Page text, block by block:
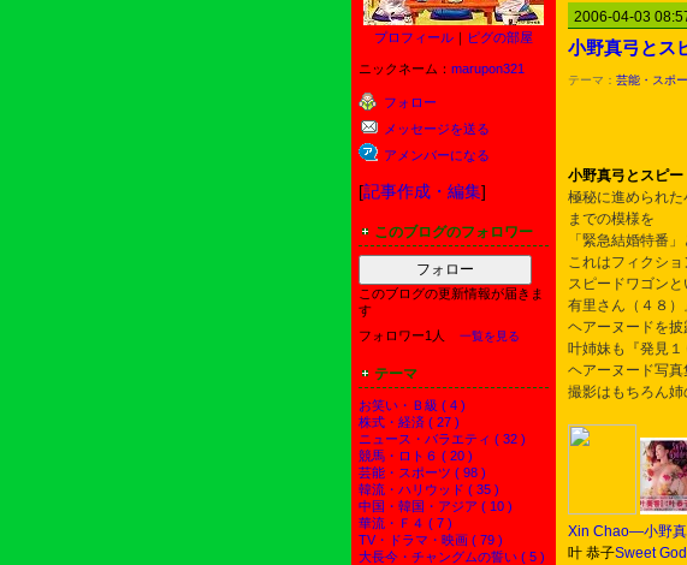
プロフィール ｜ ピグの部屋
ニックネーム： marupon321
フォロー
メッセージを送る
アメンバーになる
[記事作成・編集]
このブログのフォロワー
フォロー
このブログの更新情報が届きま
す
フォロワー1人
一覧を見る
テーマ
お笑い・Ｂ級 ( 4 )
株式・経済 ( 27 )
ニュース・バラエティ ( 32 )
競馬・ロト６ ( 20 )
芸能・スポーツ ( 98 )
韓流・ハリウッド ( 35 )
中国・韓国・アジア ( 10 )
華流・Ｆ４ ( 7 )
TV・ドラマ・映画 ( 79 )
大長今・チャングムの誓い ( 5 )
2006-04-03
小野真弓とス
テーマ： 芸能・スポ
小野真弓とスピ
極秘に進められ
までの模様を
「緊急結婚特番
これはフィクシ
スピードワゴン
有里さん（４８）
ヘアーヌードを披
叶姉妹も『発見
ヘアーヌード写
撮影はもちろん
Xin Chao―小野
叶 恭子Sweet